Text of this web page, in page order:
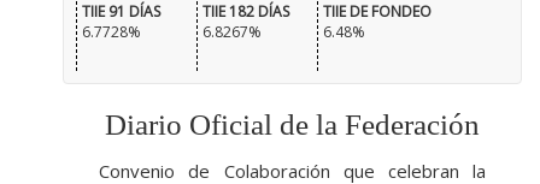
TIIE 91 DÍAS
6.7728%
TIIE 182 DÍAS
6.8267%
TIIE DE FONDEO
6.48%
Diario Oficial de la Federación
Convenio de Colaboración que celebran la